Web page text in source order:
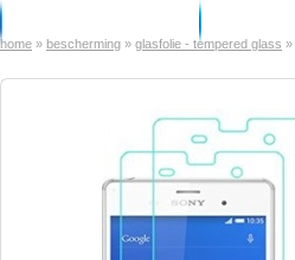
home » bescherming » glasfolie - tempered glass »